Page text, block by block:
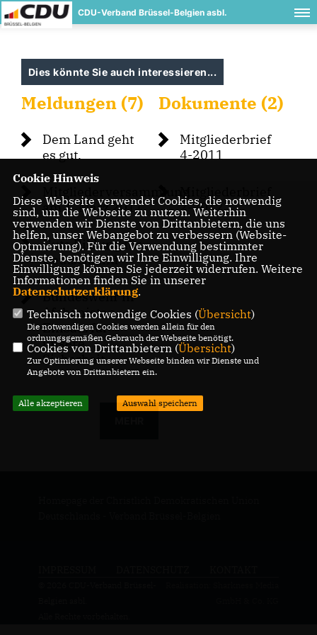
CDU-Verband Brüssel-Belgien asbl.
Dies könnte Sie auch interessieren...
Meldungen (7)
Dem Land geht
es gut.
am 1. März 2011
Gute Bildung für
Deutschland
Bundeswehr in
Afghanistan –
Einsatz für
unsere
Sicherheit
Dokumente (2)
Mitgliederbrief
4-2011
2-2012
Cookie Hinweis
Diese Webseite verwendet Cookies, die notwendig
sind, um die Webseite zu nutzen. Weiterhin
verwenden wir Dienste von Drittanbietern, die uns
helfen, unser Webangebot zu verbessern (Website-
Optmierung). Für die Verwendung bestimmter
Dienste, benötigen wir Ihre Einwilligung. Ihre
Einwilligung können Sie jederzeit widerrufen. Weitere
Informationen finden Sie in unserer
Datenschutzerklärung.
Technisch notwendige Cookies (Übersicht)
Die notwendigen Cookies werden allein für den
ordnungsgemäßen Gebrauch der Webseite benötigt.
Cookies von Drittanbietern (Übersicht)
Zur Optimierung unserer Webseite binden wir Dienste und
Angebote von Drittanbietern ein.
Alle akzeptieren Auswahl speichern